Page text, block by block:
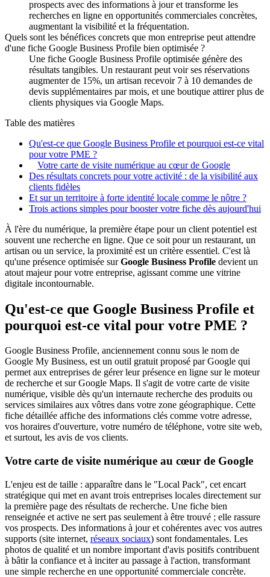
prospects avec des informations à jour et transforme les
recherches en ligne en opportunités commerciales concrètes,
augmentant la visibilité et la fréquentation.
Quels sont les bénéfices concrets que mon entreprise peut attendre
d'une fiche Google Business Profile bien optimisée ?
Une fiche Google Business Profile optimisée génère des
résultats tangibles. Un restaurant peut voir ses réservations
augmenter de 15%, un artisan recevoir 7 à 10 demandes de
devis supplémentaires par mois, et une boutique attirer plus de
clients physiques via Google Maps.
Table des matières
Qu'est-ce que Google Business Profile et pourquoi est-ce vital
pour votre PME ?
Votre carte de visite numérique au cœur de Google
Des résultats concrets pour votre activité : de la visibilité aux
clients fidèles
Et sur un territoire à forte identité locale comme le nôtre ?
Trois actions simples pour booster votre fiche dès aujourd'hui
À l'ère du numérique, la première étape pour un client potentiel est
souvent une recherche en ligne. Que ce soit pour un restaurant, un
artisan ou un service, la proximité est un critère essentiel. C'est là
qu'une présence optimisée surGoogle Business Profile devient un
atout majeur pour votre entreprise, agissant comme une vitrine
digitale incontournable.
Qu'est-ce que Google Business Profile et
pourquoi est-ce vital pour votre PME ?
Google Business Profile, anciennement connu sous le nom de
Google My Business, est un outil gratuit proposé par Google qui
permet aux entreprises de gérer leur présence en ligne sur le moteur
de recherche et sur Google Maps. Il s'agit de votre carte de visite
numérique, visible dès qu'un internaute recherche des produits ou
services similaires aux vôtres dans votre zone géographique. Cette
fiche détaillée affiche des informations clés comme votre adresse,
vos horaires d'ouverture, votre numéro de téléphone, votre site web,
et surtout, les avis de vos clients.
Votre carte de visite numérique au cœur de Google
L'enjeu est de taille : apparaître dans le "Local Pack", cet encart
stratégique qui met en avant trois entreprises locales directement sur
la première page des résultats de recherche. Une fiche bien
renseignée et active ne sert pas seulement à être trouvé ; elle rassure
vos prospects. Des informations à jour et cohérentes avec vos autres
supports (site internet, réseaux sociaux) sont fondamentales. Les
photos de qualité et un nombre important d'avis positifs contribuent
à bâtir la confiance et à inciter au passage à l'action, transformant
une simple recherche en une opportunité commerciale concrète.